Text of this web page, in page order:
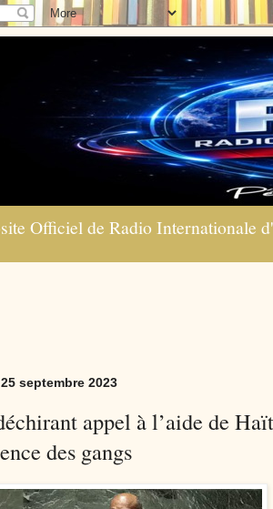
Officiel de Radio Internationale
septembre 2023
appel à l’aide de
des gangs